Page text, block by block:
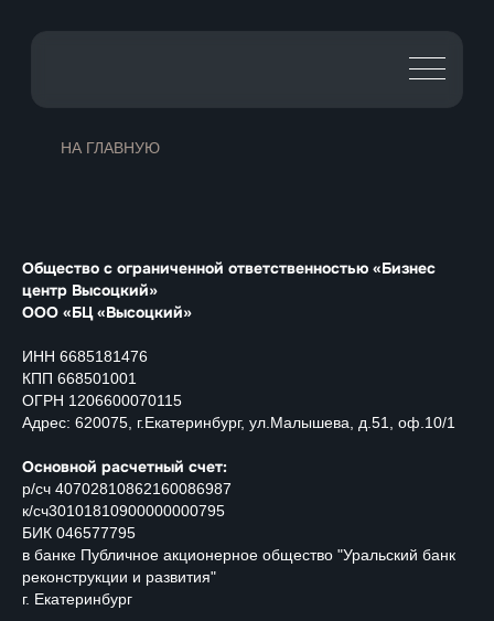
Общество с ограниченной ответственностью «Бизнес
центр Высоцкий»
ООО «БЦ «Высоцкий»
ИНН 6685181476
КПП 668501001
ОГРН 1206600070115
Адрес: 620075, г.Екатеринбург, ул.Малышева, д.51, оф.10/1
Основной расчетный счет:
р/сч 40702810862160086987
к/сч30101810900000000795
БИК 046577795
в банке Публичное акционерное общество "Уральский банк
реконструкции и развития"
г. Екатеринбург